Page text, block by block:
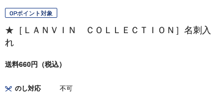
OPポイント対象
★［ＬＡＮＶＩＮ ＣＯＬＬＥＣＴＩＯＮ］名刺入
れ
送料660円（税込）
のし対応 不可